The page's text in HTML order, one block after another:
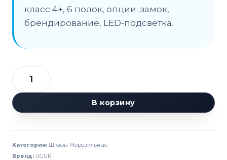
класс 4+, 6 полок, опции: замок,
брендирование, LED-подсветка.
Количество
товара
Шкаф
UDD
В корзину
Категория: Шкафы Морозильные
Бренд: UGUR